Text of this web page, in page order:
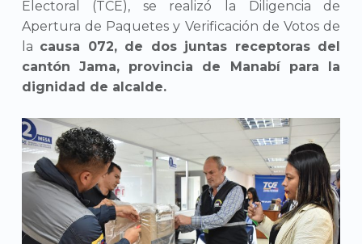
Electoral (TCE), se realizó la Diligencia de
Apertura de Paquetes y Verificación de Votos de
la causa 072, de dos juntas receptoras del
cantón Jama, provincia de Manabí para la
dignidad de alcalde.